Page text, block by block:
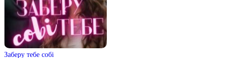
Заберу тебе собі